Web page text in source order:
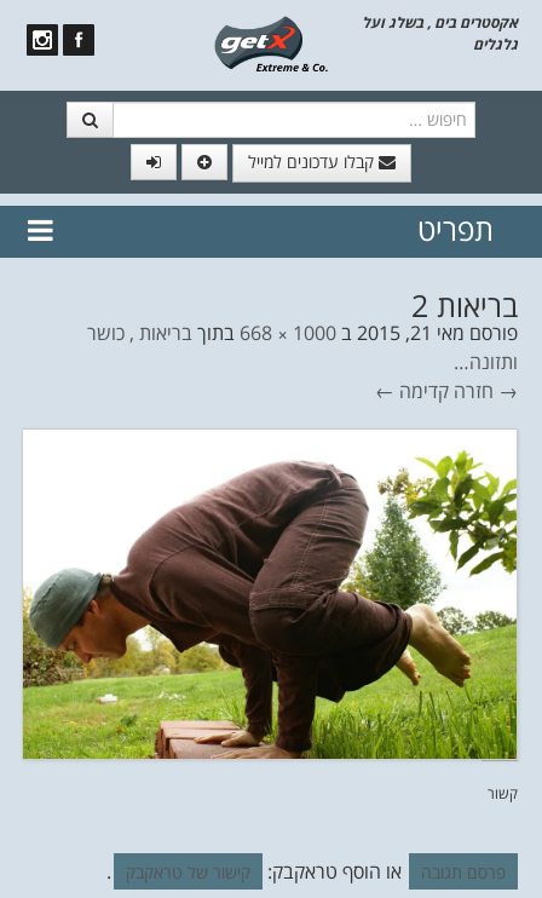
אקסטרים בים , בשלג ועל
גלגלים
קבלו עדכונים למייל
// הצטרף לרשימת תפוצה!
נשמח
תפריט
בריאות 2
פורסם מאי 21, 2015 ב1000 × 668 בתוךבריאות , כושר
ותזונה…
→ חזרה קדימה ←
קשור
פרסם תגובה או הוסף טראקבק: קישור של טראקבק .